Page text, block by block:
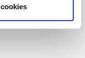
af ansøgerindens